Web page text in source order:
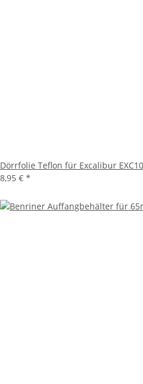
Dörrfolie Teflon für Excalibur
8,95 € *